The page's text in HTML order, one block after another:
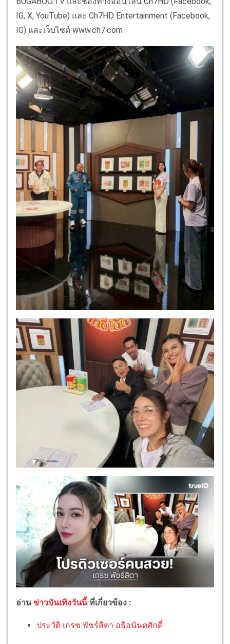
IG, X, YouTube) และ Ch7HD Entertainment (Facebook,
IG) และเว็บไซต์ www.ch7.com
อ่านข่าวบันเทิงวันนี้ ที่เกี่ยวข้อง :
ประวัติ เกรซ พัชร์สิตา อธิอนันตศักดิ์